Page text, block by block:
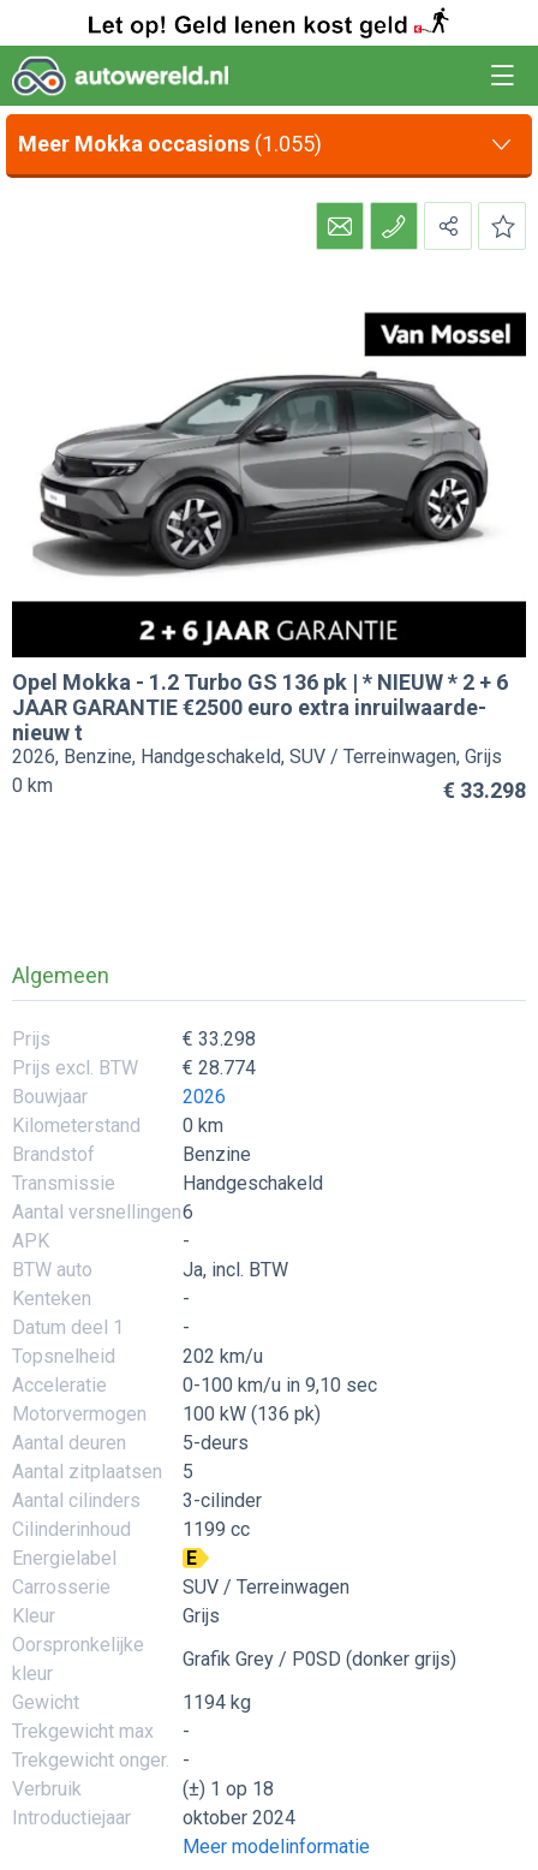
Meer Mokka occasions (1.055)
Opel Mokka - 1.2 Turbo GS 136 pk | * NIEUW * 2 + 6
JAAR GARANTIE €2500 euro extra inruilwaarde-
nieuw t
2026, Benzine, Handgeschakeld, SUV / Terreinwagen, Grijs
€ 33.298
0 km
Algemeen
Prijs
€ 33.298
Prijs excl. BTW
€ 28.774
Bouwjaar
2026
Kilometerstand
0 km
Brandstof
Benzine
Transmissie
Handgeschakeld
Aantal versnellingen6
APK
-
BTW auto
Ja, incl. BTW
Kenteken
-
Datum deel 1
-
Topsnelheid
202 km/u
Acceleratie
0-100 km/u in 9,10 sec
Motorvermogen
100 kW (136 pk)
Aantal deuren
5-deurs
Aantal zitplaatsen
5
Aantal cilinders
3-cilinder
Cilinderinhoud
1199 cc
Energielabel
E
Carrosserie
SUV / Terreinwagen
Kleur
Grijs
Oorspronkelijke
kleur
Grafik Grey / P0SD (donker grijs)
Gewicht
1194 kg
Trekgewicht max
-
Trekgewicht onger.
-
Verbruik
(±) 1 op 18
Introductiejaar
oktober 2024
Meer modelinformatie